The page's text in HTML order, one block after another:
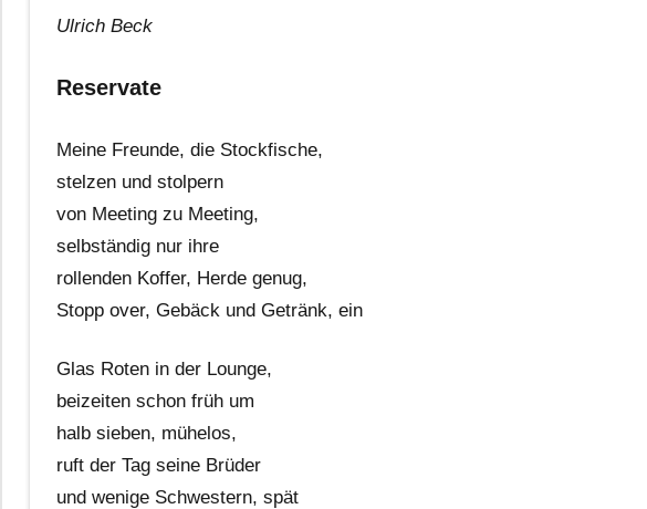
Ulrich Beck
Reservate
Meine Freunde, die Stockfische,
stelzen und stolpern
von Meeting zu Meeting,
selbständig nur ihre
rollenden Koffer, Herde genug,
Stopp over, Gebäck und Getränk, ein
Glas Roten in der Lounge,
beizeiten schon früh um
halb sieben, mühelos,
ruft der Tag seine Brüder
und wenige Schwestern, spät